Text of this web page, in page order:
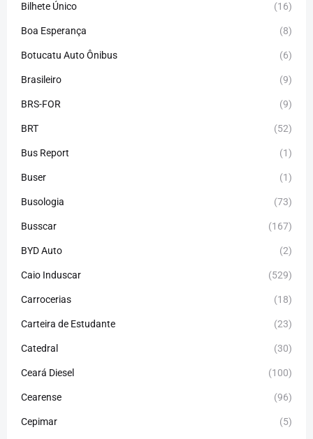
Bilhete Único (16)
Boa Esperança (8)
Botucatu Auto Ônibus (6)
Brasileiro (9)
BRS-FOR (9)
BRT (52)
Bus Report (1)
Buser (1)
Busologia (73)
Busscar (167)
BYD Auto (2)
Caio Induscar (529)
Carrocerias (18)
Carteira de Estudante (23)
Catedral (30)
Ceará Diesel (100)
Cearense (96)
Cepimar (5)